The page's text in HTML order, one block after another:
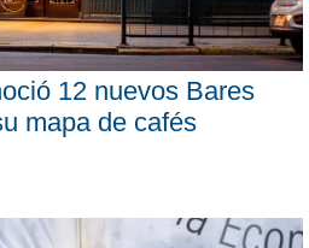
12 nuevos Bares
mapa de cafés